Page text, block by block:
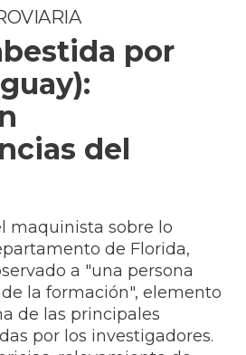
por
del
maquinista sobre lo
de Florida,
a "una persona
la formación", elemento
de las principales
por los investigadores.